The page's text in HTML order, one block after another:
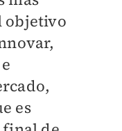
objetivo
es